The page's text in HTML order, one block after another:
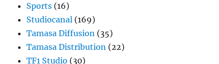
Sports (16)
Studiocanal (169)
Tamasa Diffusion (35)
Tamasa Distribution (22)
TF1 Studio (30)